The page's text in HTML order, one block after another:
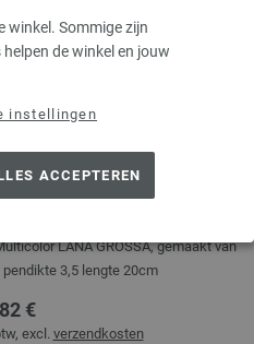
winkel. Sommige zijn
de winkel en jouw
instellingen
ACCEPTEREN
Hout Multicolor dikte
20cm
LANA GROSSA, gemaakt van
3,5 lengte 20cm
€
excl. verzendkosten